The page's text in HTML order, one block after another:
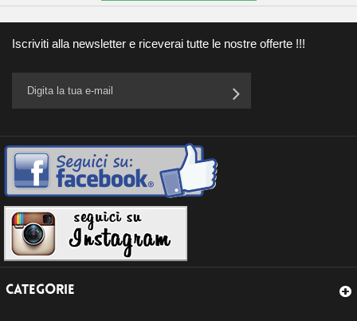
Iscriviti alla newsletter e riceverai tutte le nostre offerte !!!
CATEGORIE